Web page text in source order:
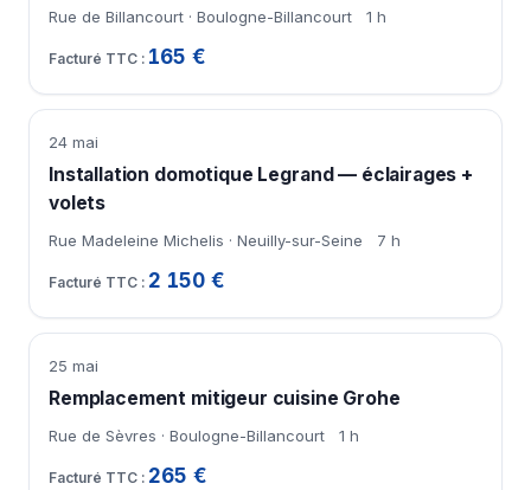
Rue de Billancourt · Boulogne-Billancourt 1 h
165 €
24 mai
Installation domotique Legrand — éclairages +
volets
Rue Madeleine Michelis · Neuilly-sur-Seine 7 h
2 150 €
25 mai
Remplacement mitigeur cuisine Grohe
Rue de Sèvres · Boulogne-Billancourt 1 h
265 €